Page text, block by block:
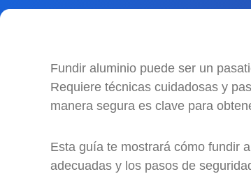
Fundir aluminio puede ser un
Requiere técnicas cuidadosas y
manera segura es clave para
Esta guía te mostrará cómo fundir
adecuadas y los pasos de